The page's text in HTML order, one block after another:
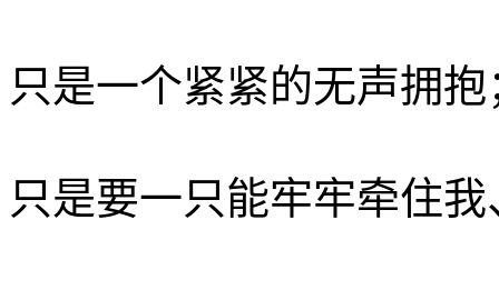
只是一个紧紧的无声拥抱
只是要一只能牢牢牵住